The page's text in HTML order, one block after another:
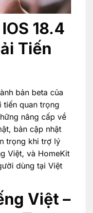
18.4
Tiến
bản beta của
tiến quan trọng
nâng cấp về
bản cập nhật
trọng khi trợ lý
Việt, và HomeKit
dùng tại Việt
Việt –